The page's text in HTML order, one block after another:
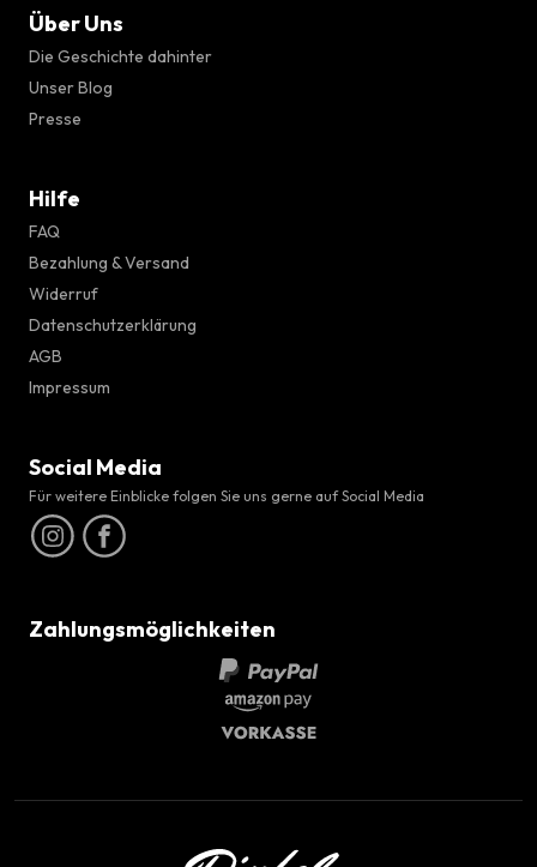
Über Uns
Die Geschichte dahinter
Unser Blog
Presse
Hilfe
FAQ
Bezahlung & Versand
Widerruf
Datenschutzerklärung
AGB
Impressum
Social Media
Für weitere Einblicke folgen Sie uns gerne auf Social Media
Zahlungsmöglichkeiten